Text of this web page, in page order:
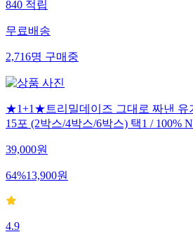
840적립
무료배송
2,716명구매중
★1+1★트리밀데이즈 그대로 짜낸 유
15포 (2박스/4박스/6박스) 택1 / 100%
39,000원
64%13,900원
4.9